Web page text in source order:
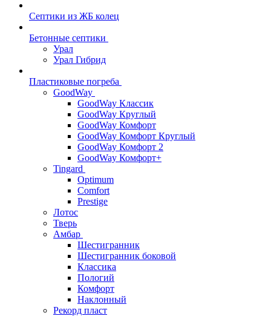
Септики из ЖБ колец
Бетонные септики
Урал
Урал Гибрид
Пластиковые погреба
GoodWay
GoodWay Классик
GoodWay Круглый
GoodWay Комфорт
GoodWay Комфорт Круглый
GoodWay Комфорт 2
GoodWay Комфорт+
Tingard
Optimum
Comfort
Prestige
Лотос
Тверь
Амбар
Шестигранник
Шестигранник боковой
Классика
Пологий
Комфорт
Наклонный
Рекорд пласт